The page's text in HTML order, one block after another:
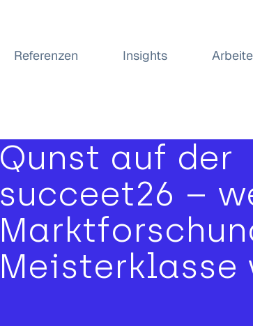
Referenzen Insights
Qunst auf der
succeet26 –
Meisterklasse